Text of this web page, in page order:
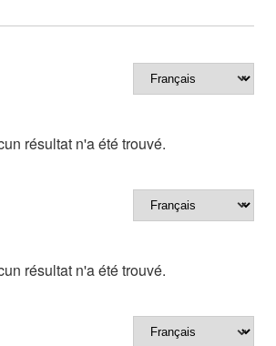
résultat n'a été trouvé.
résultat n'a été trouvé.